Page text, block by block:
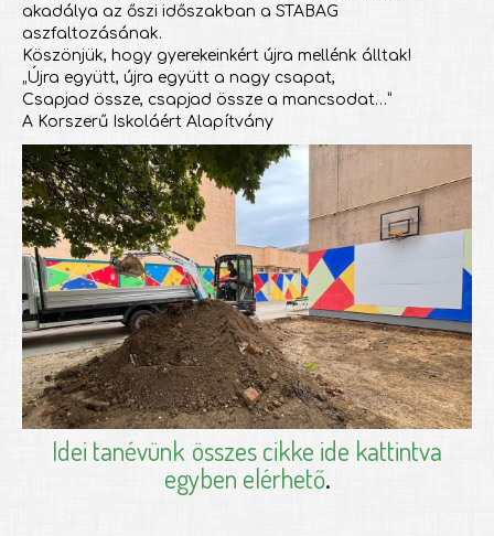
akadálya az őszi időszakban a STABAG
aszfaltozásának.
Köszönjük, hogy gyerekeinkért újra mellénk álltak!
„Újra együtt, újra együtt a nagy csapat,
Csapjad össze, csapjad össze a mancsodat…”
A Korszerű Iskoláért Alapítvány
Idei tanévünk összes cikke ide kattintva
egyben elérhető.